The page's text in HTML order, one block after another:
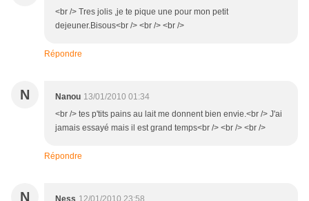
<br /> Tres jolis ,je te pique une pour mon petit
dejeuner.Bisous<br /> <br /> <br />
Répondre
N Nanou 13/01/2010 01:34
<br /> tes p'tits pains au lait me donnent bien envie.<br /> J'ai
jamais essayé mais il est grand temps<br /> <br /> <br />
Répondre
N Ness 12/01/2010 23:58